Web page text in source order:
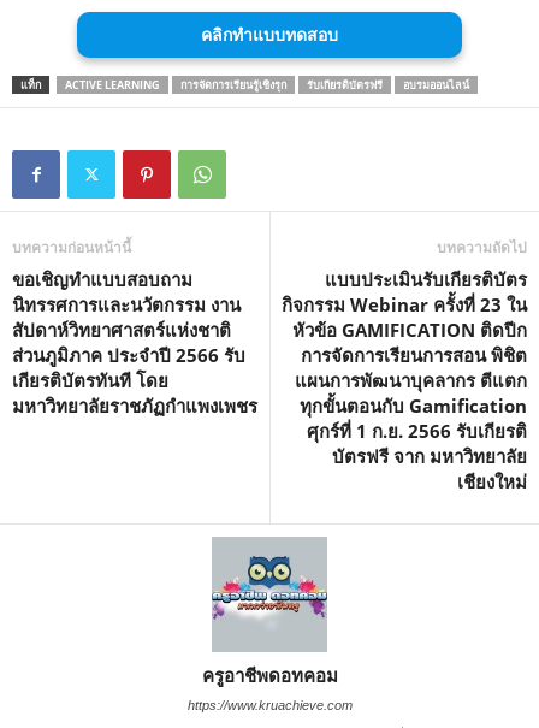
คลิกทำแบบทดสอบ
แท็ก ACTIVE LEARNING การจัดการเรียนรู้เชิงรุก รับเกียรติบัตรฟรี อบรมออนไลน์
บทความก่อนหน้านี้
ขอเชิญทำแบบสอบถาม
นิทรรศการและนวัตกรรม งาน
สัปดาห์วิทยาศาสตร์แห่งชาติ
ส่วนภูมิภาค ประจำปี 2566 รับ
เกียรติบัตรทันที โดย
มหาวิทยาลัยราชภัฏกำแพงเพชร
บทความถัดไป
แบบประเมินรับเกียรติบัตร
กิจกรรม Webinar ครั้งที่ 23 ใน
หัวข้อ GAMIFICATION ติดปีก
การจัดการเรียนการสอน พิชิต
แผนการพัฒนาบุคลากร ตีแตก
ทุกขั้นตอนกับ Gamification
ศุกร์ที่ 1 ก.ย. 2566 รับเกียรติ
บัตรฟรี จาก มหาวิทยาลัย
เชียงใหม่
ครูอาชีพดอทคอม
https://www.kruachieve.com